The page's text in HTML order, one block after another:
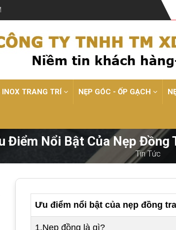
INOX TRANG TRÍ NẸP GÓC - ỐP GẠCH
Điểm Nổi Bật Của Nẹp Đồng
Tin Tức
Ưu điểm nổi bật của nẹp đồng
1.Nẹp đồng là gì?